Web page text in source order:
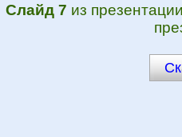
Слайд 7 из